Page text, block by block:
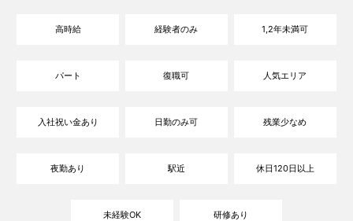
高時給 経験者のみ 1,2年未満可
パート 復職可 人気エリア
入社祝い金あり 日勤のみ可 残業少なめ
夜勤あり 駅近 休日120日以上
未経験OK 研修あり